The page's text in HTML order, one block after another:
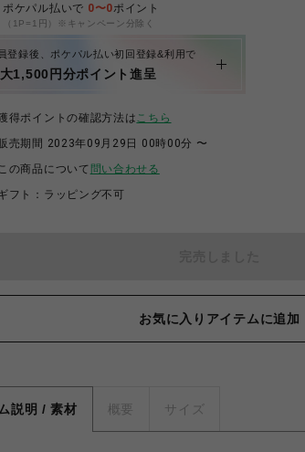
ポケパル払いで 0〜0ポイント
（1P=1円）※キャンペーン分除く
登録後、ポケパル払い初回登録&利用で
1,500円分ポイント進呈
得ポイントの確認方法はこちら
売期間 2023年09月29日 00時00分 〜
の商品について 問い合わせる
フト：ラッピング不可
お気に入りアイテムに追加
説明 / 素材 概要 サイズ